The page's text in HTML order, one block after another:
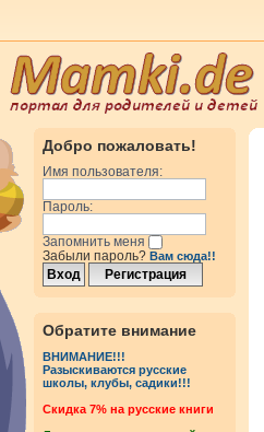
Добро пожаловать!
Имя пользователя:
Пароль:
Запомнить меня
Забыли пароль? Вам сюда!!
Обратите внимание
ВНИМАНИЕ!!!
Разыскиваются русские
школы, клубы, садики!!!
Cкидка 7% на русские книги